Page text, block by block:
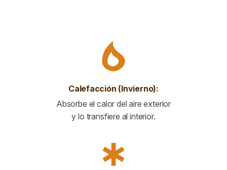
Calefacción (Invierno):
Absorbe el calor del aire exterior
y lo transfiere al interior.